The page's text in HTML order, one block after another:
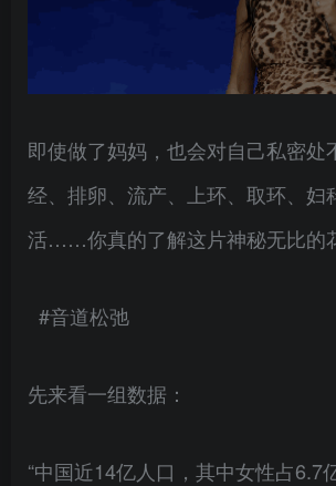
即使做了妈妈，也会对自己私密处
经、排卵、流产、上环、取环、妇
活……你真的了解这片神秘无比的
#音道松弛
先来看一组数据：
“中国近14亿人口，其中女性占6.7